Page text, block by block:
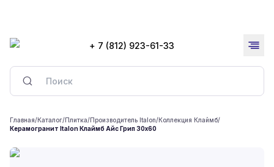
+ 7 (812) 923-61-33
Главная/Каталог/Плитка/Производитель Italon/Коллекция Клаймб/
Керамогранит Italon Клаймб Айс Грип 30x60